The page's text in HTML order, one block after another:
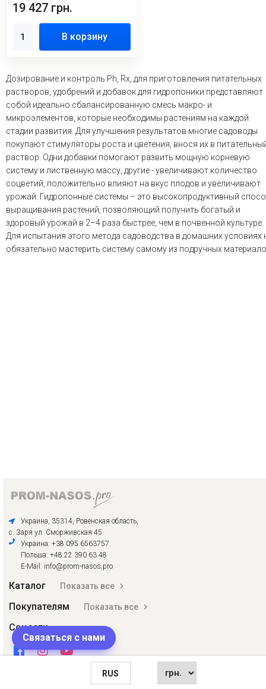
RUS
19 427 грн.
В корзину
Дозирование и контроль Ph, Rx, для приготовления питательных
растворов, удобрений и добавок для гидропоники представляют
собой идеально сбалансированную смесь макро- и
микроэлементов, которые необходимы растениям на каждой
стадии развития. Для улучшения результатов многие садоводы
покупают стимуляторы роста и цветения, внося их в
раствор. Одни добавки помогают развить мощную корневую
систему и лиственную массу, другие - увеличивают количество
соцветий, положительно влияют на вкус плодов и увеличивают
урожай. Гидропонные системы – это высокопродуктивный
выращивания растений, позволяющий получить богатый и
здоровый урожай в 2–4 раза быстрее, чем в почвенной культуре.
Для испытания этого метода садоводства в домашних условиях
обязательно мастерить систему самому из подручных
Украина, 35314, Ровенская область,
с. Заря ул. Сморживская 45
Украина: +38 095 6563757
Польша: +48 22 390 63 48
E-Mail: info@prom-nasos.pro
Каталог Показать все
Покупателям Показать все
Соцсети
Связаться с нами